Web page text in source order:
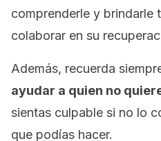
comprenderle y brindarle
colaborar en su
Además, recuerda
ayudar a quien no
sientas culpable si no lo
que podías hacer.